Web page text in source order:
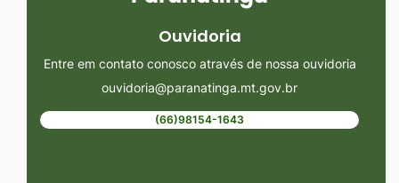
Ouvidoria
Entre em contato conosco através de nossa ouvidoria
ouvidoria@paranatinga.mt.gov.br
(66)98154-1643